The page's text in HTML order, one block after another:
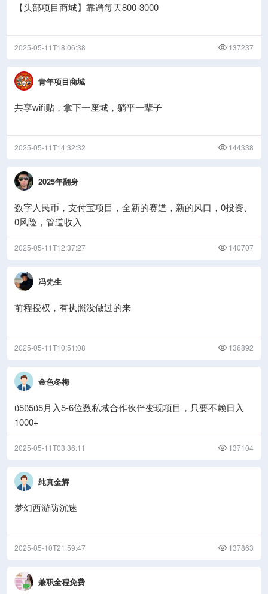
【头部项目商城】靠谱每天800-3000
2025-05-11T18:06:38 137237
青年项目商城
共享wifi贴，拿下一座城，躺平一辈子
2025-05-11T14:32:32 144338
2025年翻身
数字人民币，支付宝项目，全新的赛道，新的风口，0投资、
0风险，管道收入
2025-05-11T12:37:27 140707
冯先生
前程授权，有执照没做过的来
2025-05-11T10:51:08 136892
金色冬梅
ὒ5ὒ5ὒ5月入5-6位数私域合作伙伴变现项目，只要不赖日入
1000+
2025-05-11T03:36:11 137104
纯真金辉
梦幻西游防沉迷
2025-05-10T21:59:47 137863
兼职全程免费